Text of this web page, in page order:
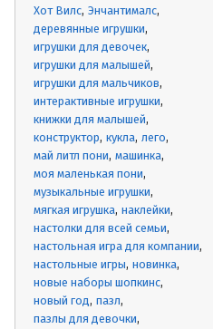
Хот Вилс Энчантималс
деревянные игрушки
игрушки для девочек
игрушки для малышей
игрушки для мальчиков
интерактивные игрушки
книжки для малышей
конструктор кукла лего
май литл пони машинка
моя маленькая пони
музыкальные игрушки
мягкая игрушка наклейки
настолки для всей семьи
настольная игра для компании
настольные игры новинка
новые наборы шопкинс
новый год пазл
пазлы для девочки